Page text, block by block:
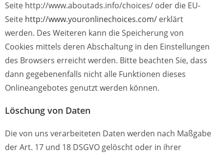
Seite http://www.aboutads.info/choices/ oder die EU-
Seite http://www.youronlinechoices.com/ erklärt
werden. Des Weiteren kann die Speicherung von
Cookies mittels deren Abschaltung in den Einstellungen
des Browsers erreicht werden. Bitte beachten Sie, dass
dann gegebenenfalls nicht alle Funktionen dieses
Onlineangebotes genutzt werden können.
Löschung von Daten
Die von uns verarbeiteten Daten werden nach Maßgabe
der Art. 17 und 18 DSGVO gelöscht oder in ihrer